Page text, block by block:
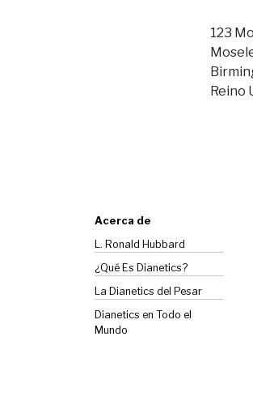
123
Reino
Acerca de
L. Ronald Hubbard
¿Qué Es Dianetics?
La Dianetics del Pesar
Dianetics en Todo el
Mundo